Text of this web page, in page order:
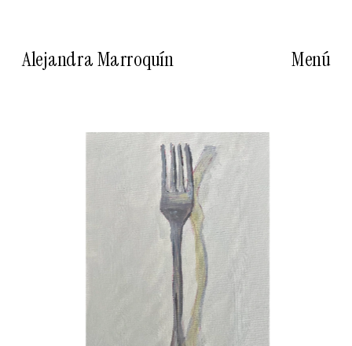
Menú
Alejandra Marroquín